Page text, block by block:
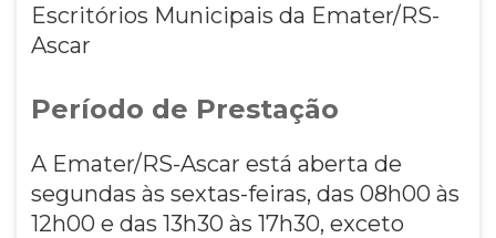
Escritórios Municipais da Emater/RS-
Ascar
Período de Prestação
A Emater/RS-Ascar está aberta de
segundas às sextas-feiras, das 08h00 às
12h00 e das 13h30 às 17h30, exceto